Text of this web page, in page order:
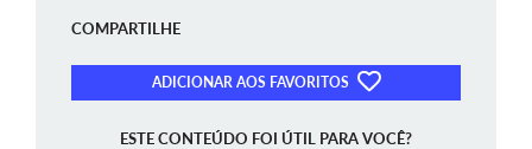
COMPARTILHE
ADICIONAR AOS FAVORITOS
ESTE CONTEÚDO FOI ÚTIL PARA VOCÊ?